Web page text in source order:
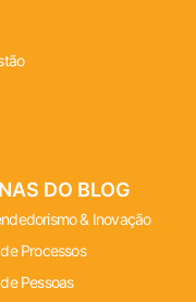
DO BLOG
& Inovação
Processos
Pessoas